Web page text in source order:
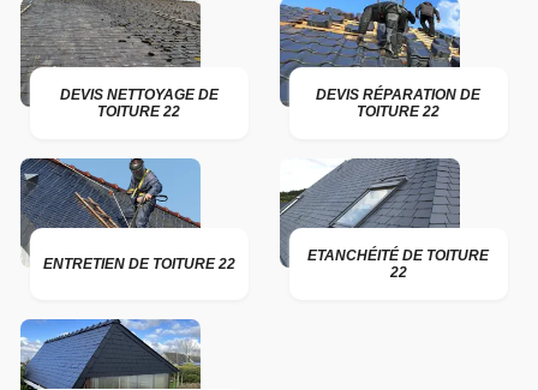
DEVIS NETTOYAGE DE
TOITURE 22
DEVIS RÉPARATION DE
TOITURE 22
ENTRETIEN DE TOITURE 22
ETANCHÉITÉ DE TOITURE
22